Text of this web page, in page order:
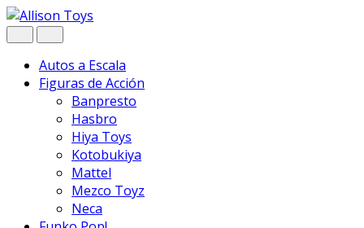
Navegar
Ir
al
Autos a Escala
Figuras de Acción
Banpresto
Hasbro
Hiya Toys
Kotobukiya
Mattel
Mezco Toyz
Neca